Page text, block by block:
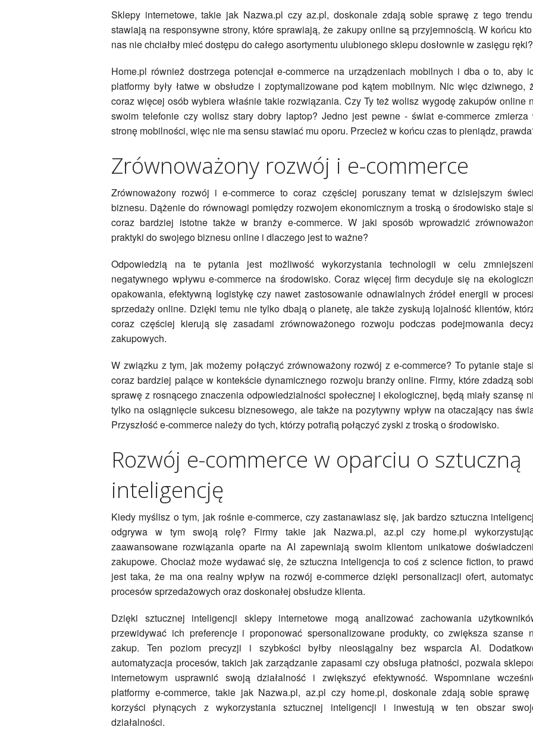
Sklepy internetowe, takie jak Nazwa.pl czy az.pl, doskonale zdają sobie sprawę z tego
stawiają na responsywne strony, które sprawiają, że zakupy online są przyjemnością. W końcu
nas nie chciałby mieć dostępu do całego asortymentu ulubionego sklepu dosłownie w zasięgu ręki?
Home.pl również dostrzega potencjał e-commerce na urządzeniach mobilnych i dba o to, aby
platformy były łatwe w obsłudze i zoptymalizowane pod kątem mobilnym. Nic więc dziwnego,
coraz więcej osób wybiera właśnie takie rozwiązania. Czy Ty też wolisz wygodę zakupów online
swoim telefonie czy wolisz stary dobry laptop? Jedno jest pewne - świat e-commerce zmierza
stronę mobilności, więc nie ma sensu stawiać mu oporu. Przecież w końcu czas to pieniądz,
Zrównoważony rozwój i e-commerce
Zrównoważony rozwój i e-commerce to coraz częściej poruszany temat w dzisiejszym
biznesu. Dążenie do równowagi pomiędzy rozwojem ekonomicznym a troską o środowisko staje
coraz bardziej istotne także w branży e-commerce. W jaki sposób wprowadzić
praktyki do swojego biznesu online i dlaczego jest to ważne?
Odpowiedzią na te pytania jest możliwość wykorzystania technologii w celu
negatywnego wpływu e-commerce na środowisko. Coraz więcej firm decyduje się na
opakowania, efektywną logistykę czy nawet zastosowanie odnawialnych źródeł energii w
sprzedaży online. Dzięki temu nie tylko dbają o planetę, ale także zyskują lojalność klientów,
coraz częściej kierują się zasadami zrównoważonego rozwoju podczas podejmowania
zakupowych.
W związku z tym, jak możemy połączyć zrównoważony rozwój z e-commerce? To pytanie staje
coraz bardziej palące w kontekście dynamicznego rozwoju branży online. Firmy, które zdadzą
sprawę z rosnącego znaczenia odpowiedzialności społecznej i ekologicznej, będą miały szansę
tylko na osiągnięcie sukcesu biznesowego, ale także na pozytywny wpływ na otaczający nas
Przyszłość e-commerce należy do tych, którzy potrafią połączyć zyski z troską o środowisko.
Rozwój e-commerce w oparciu o sztuczną
inteligencję
Kiedy myślisz o tym, jak rośnie e-commerce, czy zastanawiasz się, jak bardzo sztuczna
odgrywa w tym swoją rolę? Firmy takie jak Nazwa.pl, az.pl czy home.pl
zaawansowane rozwiązania oparte na AI zapewniają swoim klientom unikatowe
zakupowe. Chociaż może wydawać się, że sztuczna inteligencja to coś z science fiction, to
jest taka, że ma ona realny wpływ na rozwój e-commerce dzięki personalizacji ofert,
procesów sprzedażowych oraz doskonałej obsłudze klienta.
Dzięki sztucznej inteligencji sklepy internetowe mogą analizować zachowania
przewidywać ich preferencje i proponować spersonalizowane produkty, co zwiększa szanse
zakup. Ten poziom precyzji i szybkości byłby nieosiągalny bez wsparcia AI.
automatyzacja procesów, takich jak zarządzanie zapasami czy obsługa płatności, pozwala
internetowym usprawnić swoją działalność i zwiększyć efektywność. Wspomniane
platformy e-commerce, takie jak Nazwa.pl, az.pl czy home.pl, doskonale zdają sobie
korzyści płynących z wykorzystania sztucznej inteligencji i inwestują w ten obszar
działalności.